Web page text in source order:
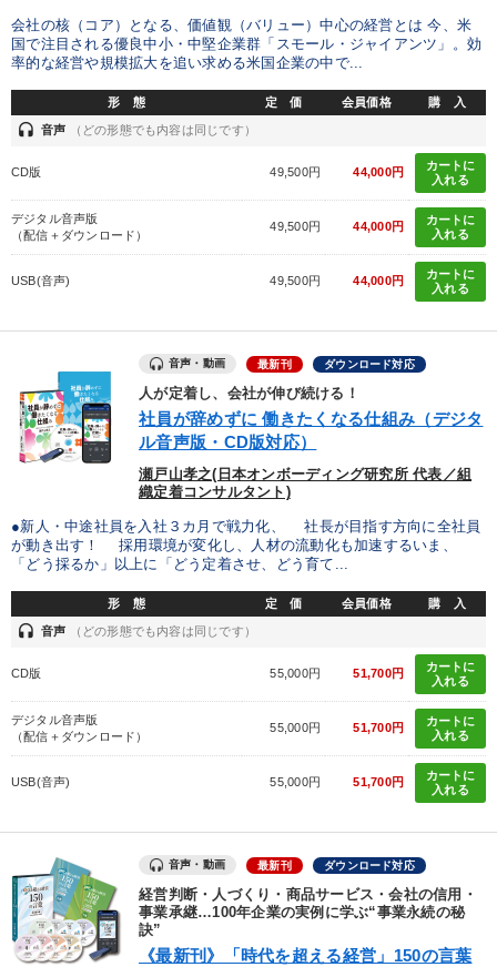
テーマ
148回夏季大会 経済・景気・相場予測
【2月】音声・映像 「儲けの本質」を突く
マーケティング 【12月】音声・映像
卸売・小売・飲食業 建設・不動産業
IT・サービス・金融業 コンサルタント 専門家
採用 仕組み FCビジネス 賃金制度 不動産
ondemand_video 経営音声・動画を探す refresh 更新する
全国経営者セミナー収録物以外の経営教材（全762タイトル）からお探
大竹愼一書籍
2026年夏季全国経営者セミナー収録講演ＣＤ・講演ＤＶＤ・デジ
タル版（音声／動画ストリーミング・ダウンロード）
会社の核（コア）となる、価値観（バリュー）中心の経営とは 今、米
国で注目される優良中小・中堅企業群「スモール・ジャイアンツ」。効
率的な経営や規模拡大を追い求める米国企業の中で...
形 態 定 価 会員価格 購 入
headset 音声 （どの形態でも内容は同じです）
CD版 49,500円 44,000円
カートに
入れる
デジタル音声版
（配信＋ダウンロード）
49,500円 44,000円
カートに
入れる
USB(音声) 49,500円 44,000円
カートに
入れる
音声・動画 最新刊 ダウンロード対応
人が定着し、会社が伸び続ける！
社員が辞めずに 働きたくなる仕組み（デジタ
ル音声版・CD版対応）
瀬戸山孝之(日本オンボーディング研究所 代表／組
織定着コンサルタント)
●新人・中途社員を入社３カ月で戦力化、 社長が目指す方向に全社員
が動き出す！ 採用環境が変化し、人材の流動化も加速するいま、
「どう採るか」以上に「どう定着させ、どう育て...
形 態 定 価 会員価格 購 入
headset 音声 （どの形態でも内容は同じです）
CD版 55,000円 51,700円
カートに
入れる
デジタル音声版
（配信＋ダウンロード）
55,000円 51,700円
カートに
入れる
USB(音声) 55,000円 51,700円
カートに
入れる
音声・動画 最新刊 ダウンロード対応
経営判断・人づくり・商品サービス・会社の信用・
事業承継…100年企業の実例に学ぶ“事業永続の秘
訣”
《最新刊》「時代を超える経営」150の言葉